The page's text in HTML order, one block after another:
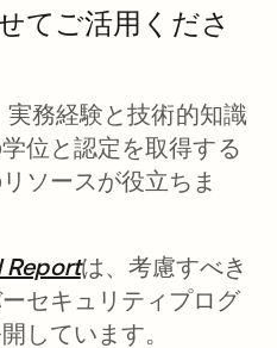
てご活用くださ
実務経験と技術的知識
位と認定を取得する
ソースが役立ちま
Report新しいタブで開く
は、考慮すべき
セキュリティプログ
しています。